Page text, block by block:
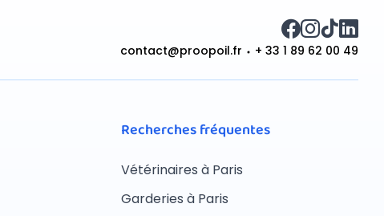
contact@proopoil.fr + 33 1 89 62 00 49
Recherches fréquentes
Vétérinaires à Paris
Garderies à Paris